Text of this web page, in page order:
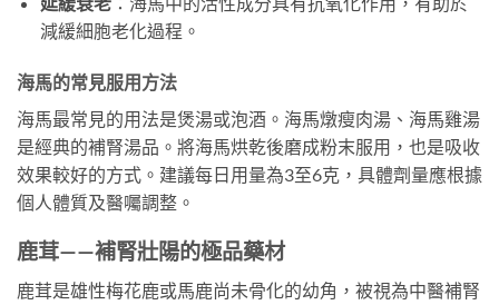
減緩細胞老化過程。
海馬的常見服用方法
海馬最常見的用法是煲湯或泡酒。海馬燉瘦肉湯、海馬雞湯
是經典的補腎湯品。將海馬烘乾後磨成粉末服用，也是吸收
效果較好的方式。建議每日用量為3至6克，具體劑量應根據
個人體質及醫囑調整。
鹿茸——補腎壯陽的極品藥材
鹿茸是雄性梅花鹿或馬鹿尚未骨化的幼角，被視為中醫補腎